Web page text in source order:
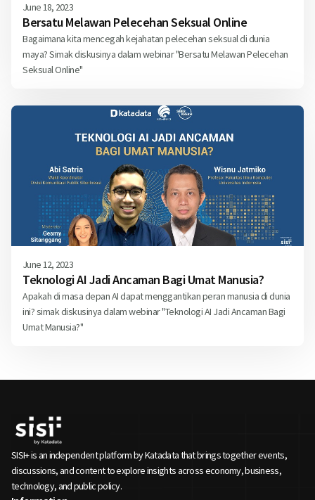
June 18, 2023
Bersatu Melawan Pelecehan Seksual Online
Bagaimana kita mencegah kejahatan pelecehan seksual di dunia
maya? Simak diskusinya dalam webinar "Bersatu Melawan Pelecehan
Seksual Online"
June 12, 2023
Teknologi AI Jadi Ancaman Bagi Umat Manusia?
Apakah di masa depan AI dapat menggantikan peran manusia di dunia
ini? simak diskusinya dalam webinar "Teknologi AI Jadi Ancaman Bagi
Umat Manusia?"
SISI+ is an independent platform by Katadata that brings together events,
discussions, and content to explore insights across economy, business,
technology, and public policy.